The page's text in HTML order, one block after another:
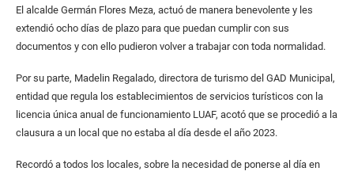
El alcalde Germán Flores Meza, actuó de manera benevolente y les
extendió ocho días de plazo para que puedan cumplir con sus
documentos y con ello pudieron volver a trabajar con toda normalidad.
Por su parte, Madelin Regalado, directora de turismo del GAD Municipal,
entidad que regula los establecimientos de servicios turísticos con la
licencia única anual de funcionamiento LUAF, acotó que se procedió a la
clausura a un local que no estaba al día desde el año 2023.
Recordó a todos los locales, sobre la necesidad de ponerse al día en